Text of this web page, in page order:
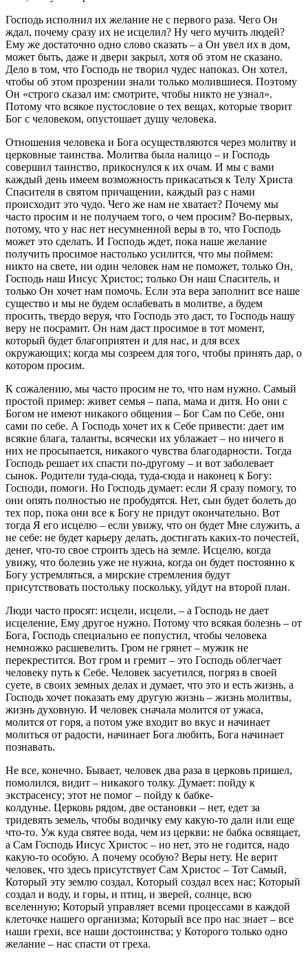
Господь исполнил их желание не с первого раза. Чего Он
ждал, почему сразу их не исцелил? Ну чего мучить людей?
Ему же достаточно одно слово сказать – а Он увел их в дом,
может быть, даже и двери закрыл, хотя об этом не сказано.
Дело в том, что Господь не творил чудес напоказ. Он хотел,
чтобы об этом прозрении знали только молившиеся. Поэтому
Он «строго сказал им: смотрите, чтобы никто не узнал».
Потому что всякое пустословие о тех вещах, которые творит
Бог с человеком, опустошает душу человека.
Отношения человека и Бога осуществляются через молитву и
церковные таинства. Молитва была налицо – и Господь
совершил таинство, прикоснулся к их очам. И мы с вами
каждый день имеем возможность прикасаться к Телу Христа
Спасителя в святом причащении, каждый раз с нами
происходит это чудо. Чего же нам не хватает? Почему мы
часто просим и не получаем того, о чем просим? Во-первых,
потому, что у нас нет несумненной веры в то, что Господь
может это сделать. И Господь ждет, пока наше желание
получить просимое настолько усилится, что мы поймем:
никто на свете, ни один человек нам не поможет, только Он,
Господь наш Иисус Христос; только Он наш Спаситель, и
только Он хочет нам помочь. Если эта вера заполнит все наше
существо и мы не будем ослабевать в молитве, а будем
просить, твердо веруя, что Господь это даст, то Господь нашу
веру не посрамит. Он нам даст просимое в тот момент,
который будет благоприятен и для нас, и для всех
окружающих; когда мы созреем для того, чтобы принять дар, о
котором просим.
К сожалению, мы часто просим не то, что нам нужно. Самый
простой пример: живет семья – папа, мама и дитя. Но они с
Богом не имеют никакого общения – Бог Сам по Себе, они
сами по себе. А Господь хочет их к Себе привести: дает им
всякие блага, таланты, всячески их ублажает – но ничего в
них не просыпается, никакого чувства благодарности. Тогда
Господь решает их спасти по-другому – и вот заболевает
сынок. Родители туда-сюда, туда-сюда и наконец к Богу:
Господи, помоги. Но Господь думает: если Я сразу помогу, то
они опять полностью не пробудятся. Нет, сын будет болеть до
тех пор, пока они все к Богу не придут окончательно. Вот
тогда Я его исцелю – если увижу, что он будет Мне служить, а
не себе: не будет карьеру делать, достигать каких-то почестей,
денег, что-то свое строить здесь на земле. Исцелю, когда
увижу, что болезнь уже не нужна, когда он будет постоянно к
Богу устремляться, а мирские стремления будут
присутствовать постольку поскольку, уйдут на второй план.
Люди часто просят: исцели, исцели, – а Господь не дает
исцеление, Ему другое нужно. Потому что всякая болезнь – от
Бога, Господь специально ее попустил, чтобы человека
немножко расшевелить. Гром не грянет – мужик не
перекрестится. Вот гром и гремит – это Господь облегчает
человеку путь к Себе. Человек засуетился, погряз в своей
суете, в своих земных делах и думает, что это и есть жизнь, а
Господь хочет показать ему другую жизнь – жизнь молитвы,
жизнь духовную. И человек сначала молится от ужаса,
молится от горя, а потом уже входит во вкус и начинает
молиться от радости, начинает Бога любить, Бога начинает
познавать.
Не все, конечно. Бывает, человек два раза в церковь пришел,
помолился, видит – никакого толку. Думает: пойду к
экстрасенсу; этот не помог – пойду к бабке-
колдунье. Церковь рядом, две остановки – нет, едет за
тридевять земель, чтобы водичку ему какую-то дали или еще
что-то. Уж куда святее вода, чем из церкви: не бабка освящает,
а Сам Господь Иисус Христос – но нет, это не годится, надо
какую-то особую. А почему особую? Веры нету. Не верит
человек, что здесь присутствует Сам Христос – Тот Самый,
Который эту землю создал, Который создал всех нас; Который
создал и воду, и горы, и птиц, и зверей, солнце, всю
вселенную; Который управляет всеми процессами в каждой
клеточке нашего организма; Который все про нас знает – все
наши грехи, все наши достоинства; у Которого только одно
желание – нас спасти от греха.